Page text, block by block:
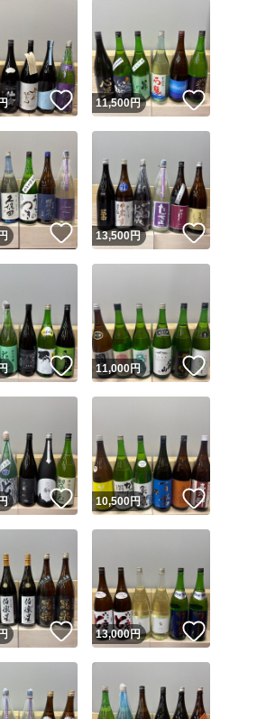
円 いいね！
11,500円 いいね！
円 いいね！
13,500円 いいね！
円 いいね！
11,000円 いいね！
いいね！
10,500円 いいね！
円 いいね！
13,000円 いいね！